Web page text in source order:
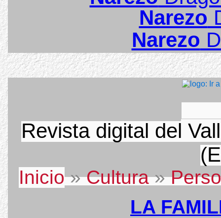
Narezo
Narezo
Revista digital del
Inicio»Cultura»
LA